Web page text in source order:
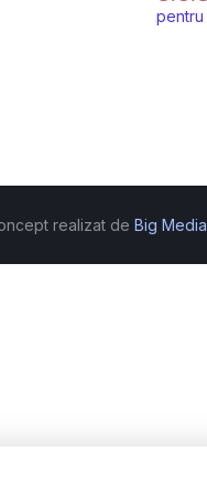
pentru
realizat de Big